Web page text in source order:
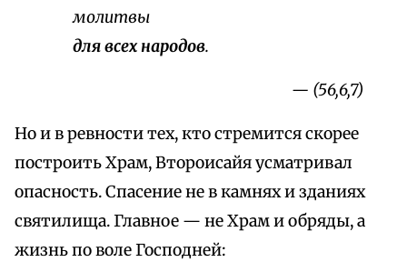
молитвы
для всех народов.
— (56,6,7)
Но и в ревности тех, кто стремится скорее
построить Храм, Второисайя усматривал
опасность. Спасение не в камнях и зданиях
святилища. Главное — не Храм и обряды, а
жизнь по воле Господней: